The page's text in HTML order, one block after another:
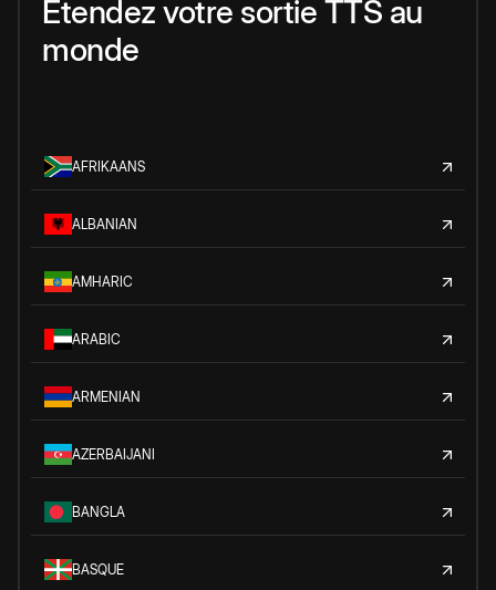
Étendez votre sortie TTS au
monde
AFRIKAANS
ALBANIAN
AMHARIC
ARABIC
ARMENIAN
AZERBAIJANI
BANGLA
BASQUE